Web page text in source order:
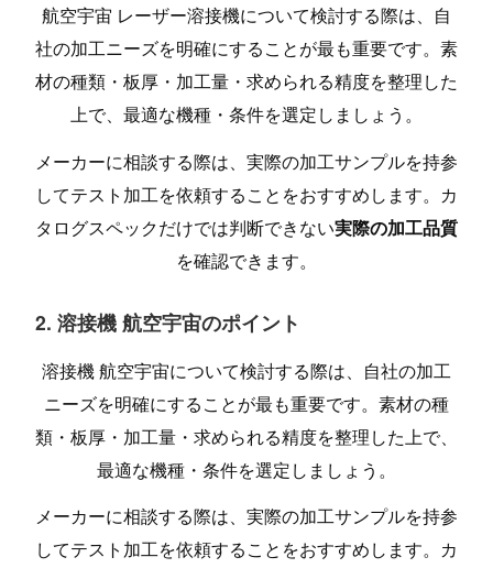
航空宇宙 レーザー溶接機について検討する際は、自
社の加工ニーズを明確にすることが最も重要です。素
材の種類・板厚・加工量・求められる精度を整理した
上で、最適な機種・条件を選定しましょう。
メーカーに相談する際は、実際の加工サンプルを持参
してテスト加工を依頼することをおすすめします。カ
タログスペックだけでは判断できない実際の加工品質
を確認できます。
2. 溶接機 航空宇宙のポイント
溶接機 航空宇宙について検討する際は、自社の加工
ニーズを明確にすることが最も重要です。素材の種
類・板厚・加工量・求められる精度を整理した上で、
最適な機種・条件を選定しましょう。
メーカーに相談する際は、実際の加工サンプルを持参
してテスト加工を依頼することをおすすめします。カ